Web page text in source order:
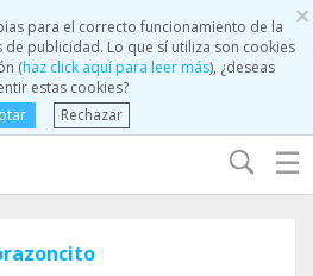
×
para el correcto funcionamiento de la
publicidad. Lo que sí utiliza son cookies
(haz click aquí para leer más), ¿deseas
estas cookies?
Rechazar
☰